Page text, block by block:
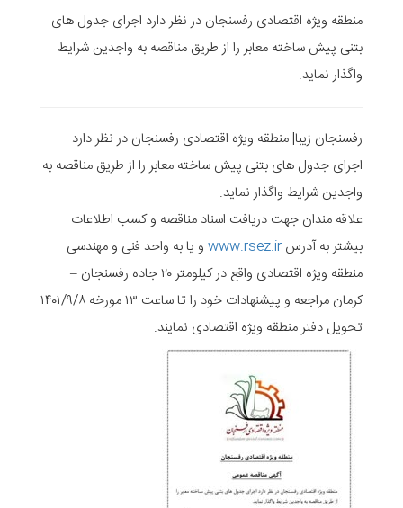
منطقه ویژه اقتصادی رفسنجان در نظر دارد اجرای جدول های
بتنی پیش ساخته معابر را از طریق مناقصه به واجدین شرایط
واگذار نماید.
رفسنجان زیبا| منطقه ویژه اقتصادی رفسنجان در نظر دارد
اجرای جدول های بتنی پیش ساخته معابر را از طریق مناقصه به
واجدین شرایط واگذار نماید.
علاقه مندان جهت دریافت اسناد مناقصه و کسب اطلاعات
بیشتر به آدرس www.rsez.ir و یا به واحد فنی و مهندسی
منطقه ویژه اقتصادی واقع در کیلومتر ۲۰ جاده رفسنجان –
کرمان مراجعه و پیشنهادات خود را تا ساعت ۱۳ مورخه ۱۴۰۱/۹/۸
تحویل دفتر منطقه ویژه اقتصادی نمایند.